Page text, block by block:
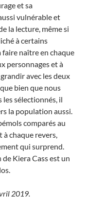
et sa
vulnérable et
la lecture, même si
à certains
faire naître en chaque
personnages et à
avec les deux
bien que nous
les sélectionnés, il
la population aussi.
comparés au
à chaque revers,
qui surprend.
Kiera Cass est un
2019.